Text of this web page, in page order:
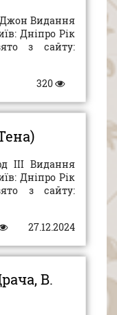
Джон Видання
Дніпро Рік
з сайту:
320
III Видання
Дніпро Рік
з сайту:
27.12.2024
В.